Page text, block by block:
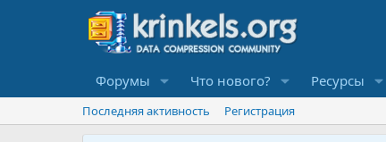
Форумы Что нового? Ресурсы
Последняя активность Регистрация